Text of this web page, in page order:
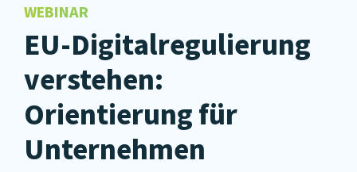
WEBINAR
EU-Digitalregulierung
verstehen:
Orientierung für
Unternehmen